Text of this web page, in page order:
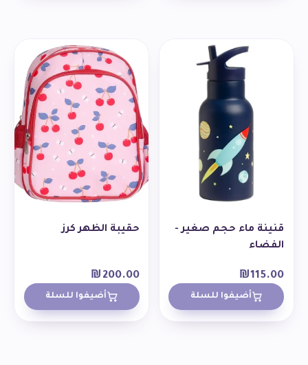
قنينة ماء حجم صغير -
الفضاء
₪115.00
أضيفوا للسلة
حقيبة الظهر كرز
₪ 200.00
أضيفوا للسلة